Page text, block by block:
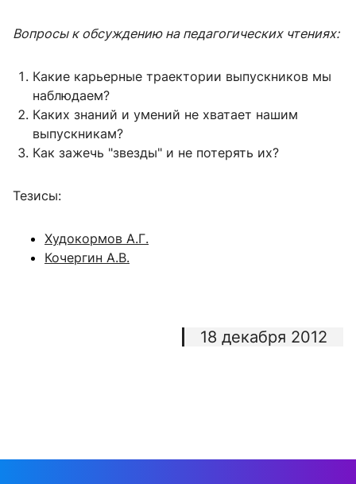
Вопросы к обсуждению на педагогических чтениях:
Какие карьерные траектории выпускников мы
наблюдаем?
Каких знаний и умений не хватает нашим
выпускникам?
Как зажечь "звезды" и не потерять их?
Тезисы:
Худокормов А.Г.
Кочергин А.В.
18 декабря 2012